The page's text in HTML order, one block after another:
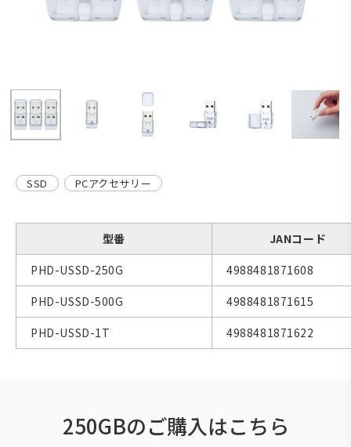
SSD PCアクセサリー
型番
JANコード
PHD-USSD-250G
4988481871608
PHD-USSD-500G
4988481871615
PHD-USSD-1T
4988481871622
250GBのご購入はこちら